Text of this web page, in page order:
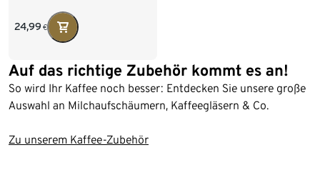
24,99 €
Auf das richtige Zubehör kommt es an!
So wird Ihr Kaffee noch besser: Entdecken Sie unsere große
Auswahl an Milchaufschäumern, Kaffeegläsern & Co.
Zu unserem Kaffee-Zubehör